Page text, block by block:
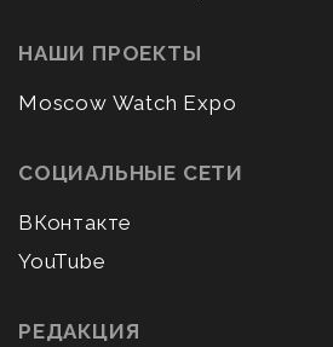
НАШИ ПРОЕКТЫ
Moscow Watch Expo
СОЦИАЛЬНЫЕ СЕТИ
ВКонтакте
YouTube
РЕДАКЦИЯ